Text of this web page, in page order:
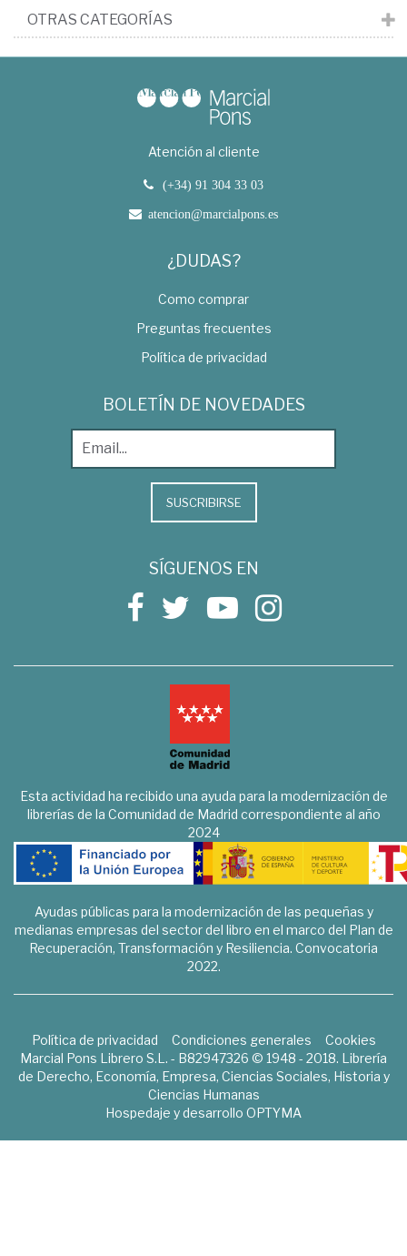
OTRAS CATEGORÍAS
Atención al cliente
(+34) 91 304 33 03
atencion@marcialpons.es
¿DUDAS?
Como comprar
Preguntas frecuentes
Política de privacidad
BOLETÍN DE NOVEDADES
SUSCRIBIRSE
SÍGUENOS EN
Esta actividad ha recibido una ayuda para la modernización de
librerías de la Comunidad de Madrid correspondiente al año
2024
Ayudas públicas para la modernización de las pequeñas y
medianas empresas del sector del libro en el marco del Plan de
Recuperación, Transformación y Resiliencia. Convocatoria
2022.
Política de privacidad Condiciones generales
Cookies
Marcial Pons Librero S.L. - B82947326 © 1948 - 2018. Librería
de Derecho, Economía, Empresa, Ciencias Sociales, Historia y
Ciencias Humanas
Hospedaje y desarrollo OPTYMA